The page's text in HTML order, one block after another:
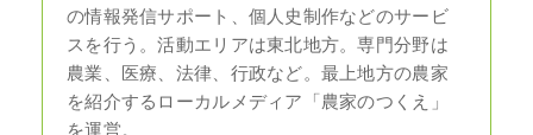
の情報発信サポート、個人史制作などのサービ
スを行う。活動エリアは東北地方。専門分野は
農業、医療、法律、行政など。最上地方の農家
を紹介するローカルメディア「農家のつくえ」
を運営。